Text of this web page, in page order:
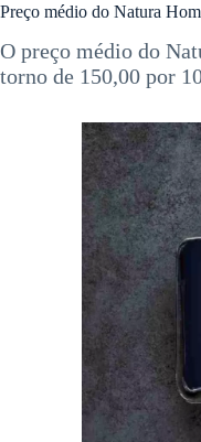
Preço médio do Natura
O preço médio do
torno de 150,00 por